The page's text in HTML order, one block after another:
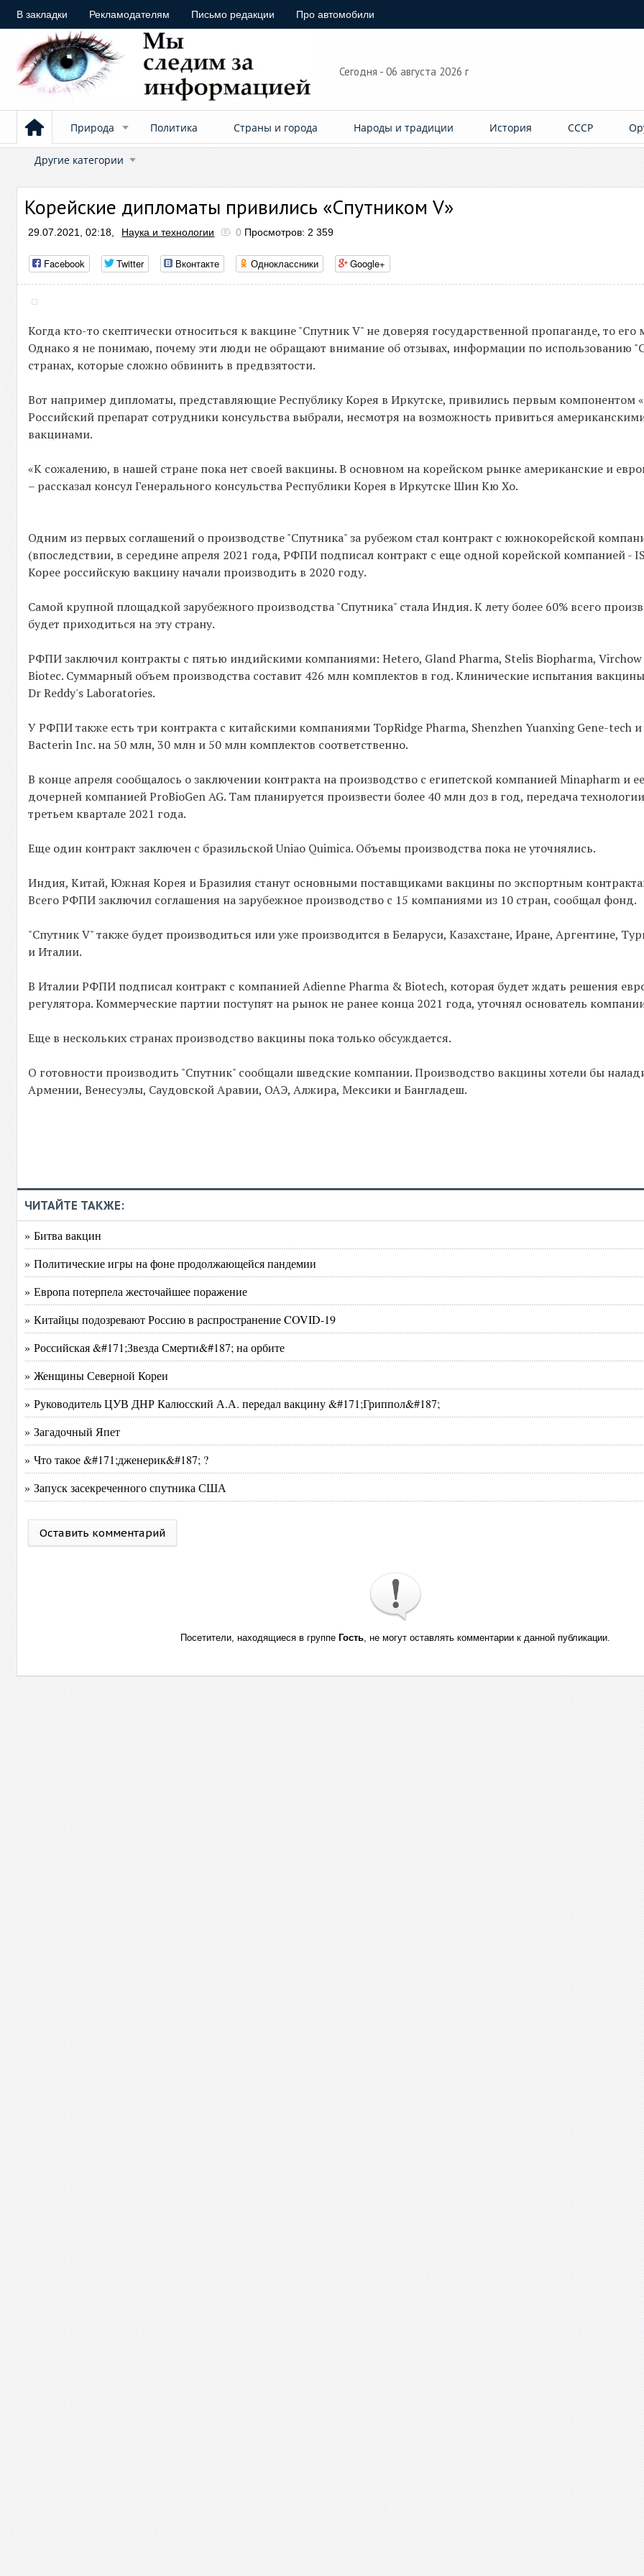
В закладки Рекламодателям Письмо редакции Про автомобили
Сегодня - 06 августа 2026 г
Природа Политика Страны и города Народы и традиции История СССР
Другие категории
Корейские дипломаты привились «Спутником V»
29.07.2021, 02:18, Наука и технологии 0 Просмотров: 2 359
Facebook Twitter Вконтакте Одноклассники Google+
Когда кто-то скептически относиться к вакцине "Спутник V" не доверяя государственной пропаганде, то
Однако я не понимаю, почему эти люди не обращают внимание об отзывах, информации по использованию
странах, которые сложно обвинить в предвзятости.
Вот например дипломаты, представляющие Республику Корея в Иркутске, привились первым компонентом
Российский препарат сотрудники консульства выбрали, несмотря на возможность привиться
вакцинами.
«К сожалению, в нашей стране пока нет своей вакцины. В основном на корейском рынке американские и
– рассказал консул Генерального консульства Республики Корея в Иркутске Шин Кю Хо.
Одним из первых соглашений о производстве "Спутника" за рубежом стал контракт с южнокорейской
(впоследствии, в середине апреля 2021 года, РФПИ подписал контракт с еще одной корейской компанией -
Корее российскую вакцину начали производить в 2020 году.
Самой крупной площадкой зарубежного производства "Спутника" стала Индия. К лету более 60% всего
будет приходиться на эту страну.
РФПИ заключил контракты с пятью индийскими компаниями: Hetero, Gland Pharma, Stelis Biopharma, Virchow
Biotec. Суммарный объем производства составит 426 млн комплектов в год. Клинические испытания
Dr Reddy's Laboratories.
У РФПИ также есть три контракта с китайскими компаниями TopRidge Pharma, Shenzhen Yuanxing Gene-tech
Bacterin Inc. на 50 млн, 30 млн и 50 млн комплектов соответственно.
В конце апреля сообщалось о заключении контракта на производство с египетской компанией Minapharm и
дочерней компанией ProBioGen AG. Там планируется произвести более 40 млн доз в год, передача
третьем квартале 2021 года.
Еще один контракт заключен с бразильской Uniao Quimica. Объемы производства пока не уточнялись.
Индия, Китай, Южная Корея и Бразилия станут основными поставщиками вакцины по экспортным
Всего РФПИ заключил соглашения на зарубежное производство с 15 компаниями из 10 стран, сообщал фонд.
"Спутник V" также будет производиться или уже производится в Беларуси, Казахстане, Иране, Аргентине,
и Италии.
В Италии РФПИ подписал контракт с компанией Adienne Pharma & Biotech, которая будет ждать решения
регулятора. Коммерческие партии поступят на рынок не ранее конца 2021 года, уточнял основатель
Еще в нескольких странах производство вакцины пока только обсуждается.
О готовности производить "Спутник" сообщали шведские компании. Производство вакцины хотели бы
Армении, Венесуэлы, Саудовской Аравии, ОАЭ, Алжира, Мексики и Бангладеш.
ЧИТАЙТЕ ТАКЖЕ:
» Битва вакцин
» Политические игры на фоне продолжающейся пандемии
» Европа потерпела жесточайшее поражение
» Китайцы подозревают Россию в распространение COVID-19
» Российская &#171;Звезда Смерти&#187; на орбите
» Женщины Северной Кореи
» Руководитель ЦУВ ДНР Калюсский А.А. передал вакцину &#171;Гриппол&#187;
» Загадочный Япет
» Что такое &#171;дженерик&#187; ?
» Запуск засекреченного спутника США
Оставить комментарий
Посетители, находящиеся в группе Гость, не могут оставлять комментарии к данной публикации.